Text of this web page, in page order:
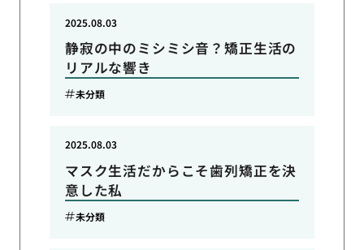
静寂の中のミシミシ音？矯正生活の
リアルな響き
2025.08.03
未分類
マスク生活だからこそ歯列矯正を決
意した私
2025.08.03
未分類